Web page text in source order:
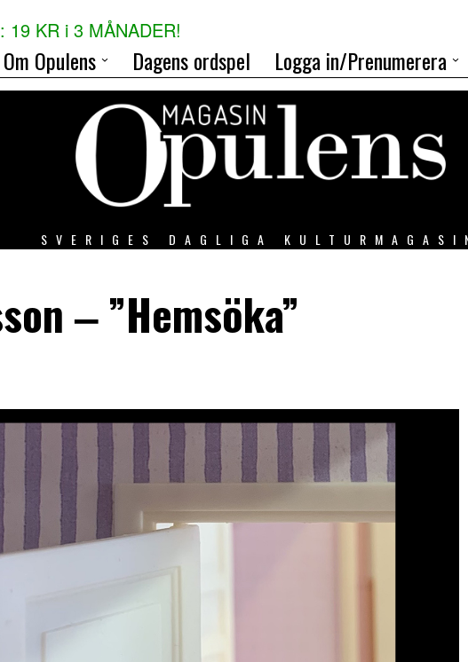
19 KR i 3 MÅNADER!
Om Opulens Dagens ordspel Logga in/Prenumerera
SVERIGES DAGLIGA
‒ ”Hemsöka”